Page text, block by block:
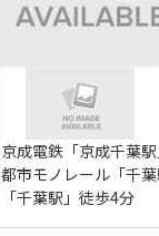
京成電鉄「京成千葉
都市モノレール「千
「千葉駅」徒歩4分